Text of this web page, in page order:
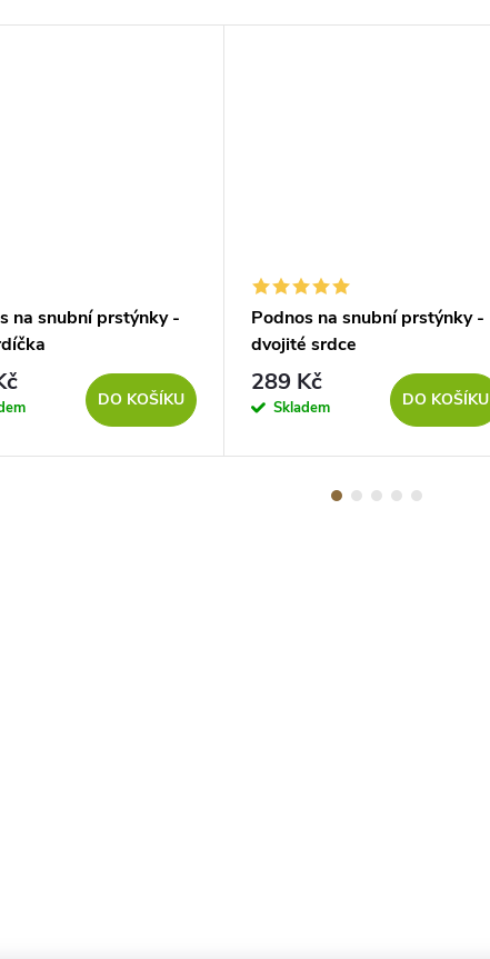
na snubní prstýnky -
DO KOŠÍKU
Podnos na snubní prstýnky -
dvojité srdce
289 Kč
Skladem DO KOŠÍKU